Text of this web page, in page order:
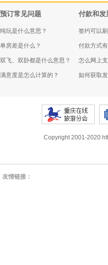
预订常见问题
纯玩是什么意思？
单房差是什么？
双飞、双卧都是什么意思？
满意度是怎么计算的？
付款和发
签约可以
付款方式
怎么网上
如何获取
Copyright 2001-2020
友情链接：